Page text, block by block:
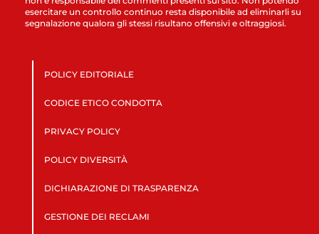
esercitare un controllo continuo resta disponibile ad eliminarli su
segnalazione qualora gli stessi risultano offensivi e oltraggiosi.
POLICY EDITORIALE
CODICE ETICO CONDOTTA
PRIVACY POLICY
POLICY DIVERSITÀ
DICHIARAZIONE DI TRASPARENZA
GESTIONE DEI RECLAMI